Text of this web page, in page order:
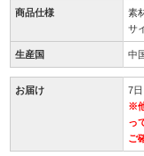
商品仕様
素
サ
生産国 中
お届け
7
※
っ
ご